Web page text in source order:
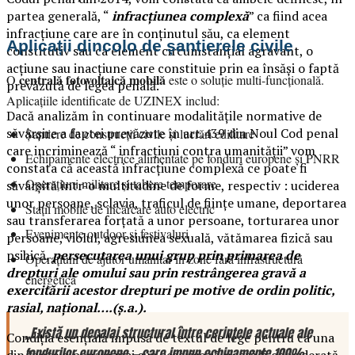
partea generală, “infracțiunea complexă” ca fiind acea
infracțiune care are în conținutul său, ca element
constitutiv sau ca element circumstanțial agravant, o
acțiune sau inacțiune care constituie prin ea însăși o faptă
prevăzută de legea penală.
Dacă analizăm în continuare modalitățile normative de
săvârșire a faptei prevăzute în art.439 din Noul Cod penal
care incriminează “ infracțiuni contra umanității” vom
constata că această infracțiune complexă ce poate fi
săvârșită într-o multitudine de forme, respectiv : uciderea
unor persoane, sclavia, traficul de ființe umane, deportarea
sau transferarea forțată a unor persoane, torturarea unor
persoane, violul, agresiunea sexuală, vătămarea fizică sau
psihică,persecutarea unui grup prin primarea de
drepturi ale omului sau prin restrângerea gravă a
exercitării acestor drepturi pe motive de ordin politic,
rasial, național….(ș.a.).
Condiția esențială impusă de textul de lege pentru ca una
Aplicații dincolo de șantierele civile
O centrală fotovoltaică mobilăeste o soluție multi-funcțională.
Aplicațiile identificate de UZINEX includ:
Șantiere de construcții civile și lucrări edilitare
Echipamente electrice alimentate pe fonduri europene și PNRR
Operațiuni militare și tabere temporare
Stații mobile de încărcare auto electric
Evenimente outdoor și festivaluri
Operațiuni de ajutor umanitar în zone fără infrastructură
energetică
„Există un decalaj structural între cerințele actuale ale